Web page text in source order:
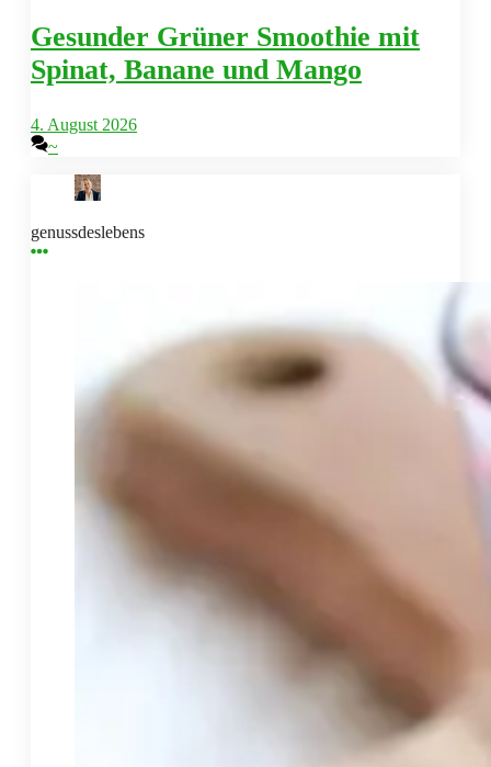
Gesunder Grüner Smoothie mit
Spinat, Banane und Mango
4. August 2026
~
genussdeslebens